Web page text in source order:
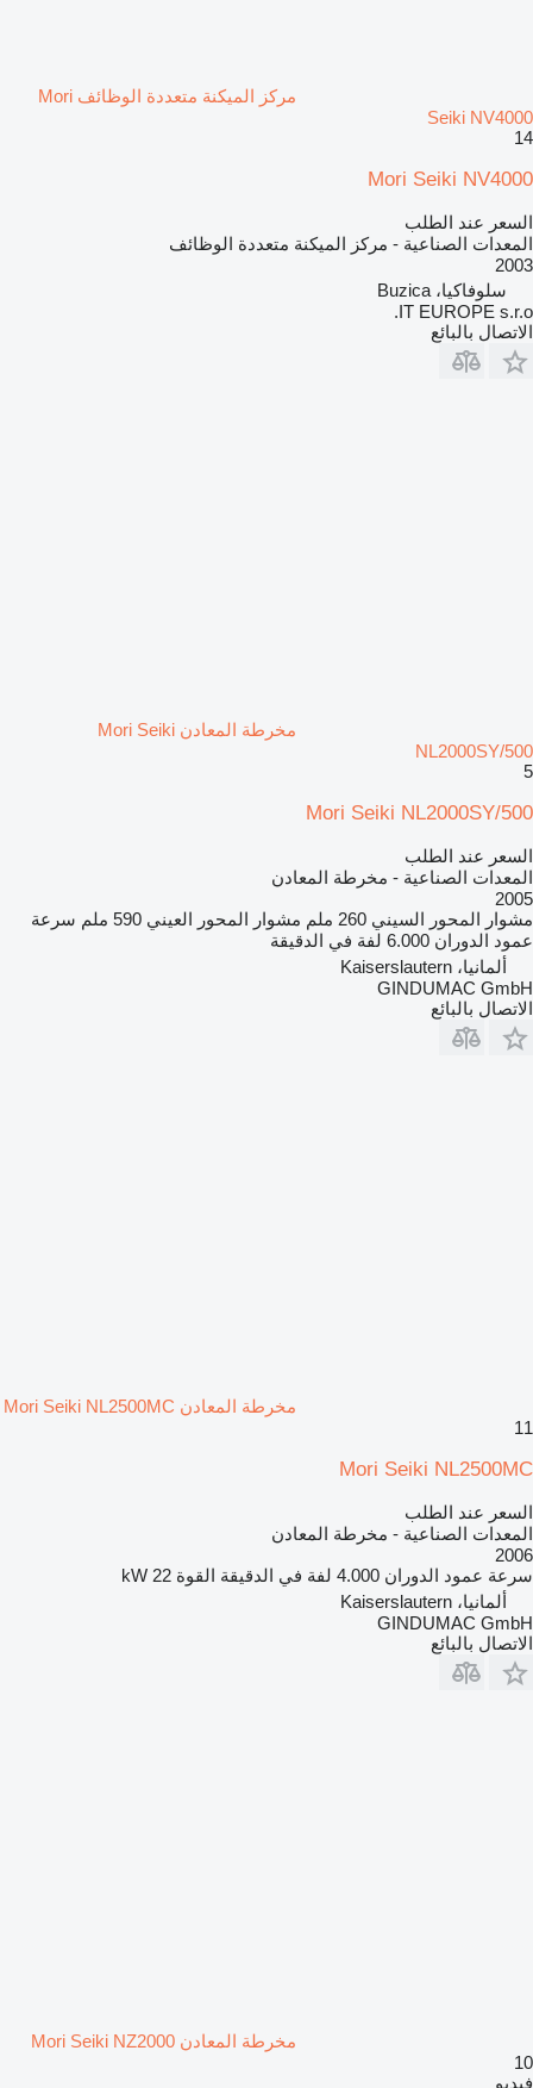
مركز الميكنة متعددة الوظائف Mori
Seiki NV4000
14
Mori Seiki NV4000
السعر عند الطلب
المعدات الصناعية - مركز الميكنة متعددة الوظائف
2003
سلوفاكيا، Buzica
IT EUROPE s.r.o.
الاتصال بالبائع
مخرطة المعادن Mori Seiki
NL2000SY/500
5
Mori Seiki NL2000SY/500
السعر عند الطلب
المعدات الصناعية - مخرطة المعادن
2005
مشوار المحور السيني 260 ملم مشوار المحور العيني 590 ملم
سرعة
عمود الدوران 6.000 لفة في الدقيقة
ألمانيا، Kaiserslautern
GINDUMAC GmbH
الاتصال بالبائع
مخرطة المعادن Mori Seiki NL2500MC
11
Mori Seiki NL2500MC
السعر عند الطلب
المعدات الصناعية - مخرطة المعادن
2006
سرعة عمود الدوران 4.000 لفة في الدقيقة القوة 22 kW
ألمانيا، Kaiserslautern
GINDUMAC GmbH
الاتصال بالبائع
مخرطة المعادن Mori Seiki NZ2000
10
فيديو